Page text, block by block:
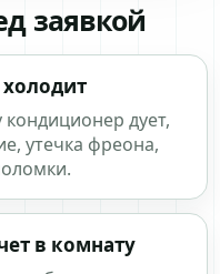
заявкой
дует,
утечка фреона,
в комнату